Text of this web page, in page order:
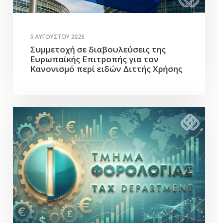
5 ΑΥΓΟΎΣΤΟΥ 2026
Συμμετοχή σε διαβουλεύσεις της
Ευρωπαϊκής Επιτροπής για τον
Κανονισμό περί ειδών Διττής Χρήσης